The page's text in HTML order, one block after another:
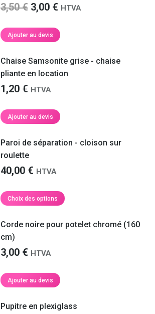
3,50€ Le
initial
3,50 €.
3,00 € Le
actuel
3,00 €.
HTVA
Ajouter au devis
Chaise Samsonite grise - chaise
pliante en location
1,20 € HTVA
Ajouter au devis
Paroi de séparation - cloison sur
roulette
40,00 € HTVA
Choix des options
Ce
plusieurs
sur
Corde noire pour potelet chromé (160
cm)
3,00 € HTVA
Ajouter au devis
Pupitre en plexiglass